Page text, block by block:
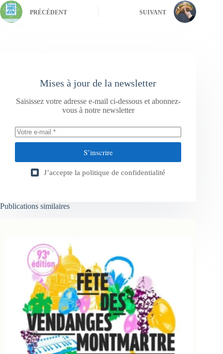
PRÉCÉDENT SUIVANT
Mises à jour de la newsletter
Saisissez votre adresse e-mail ci-dessous et abonnez-
vous à notre newsletter
S’inscrire
J’accepte la politique de confidentialité
Publications similaires